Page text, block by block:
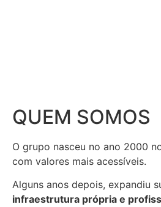
QUEM SOMOS
O grupo nasceu no ano 2000
com valores mais acessíveis.
Alguns anos depois, expandiu
infraestrutura própria e